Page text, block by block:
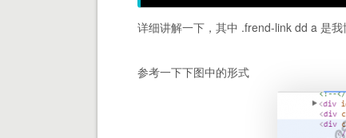
详细讲解一下，其中 .frend-link dd a 是
参考一下下图中的形式